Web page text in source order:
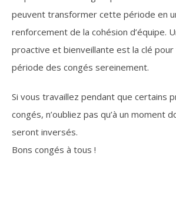
peuvent transformer cette période en
renforcement de la cohésion d’équipe.
proactive et bienveillante est la clé
période des congés sereinement.
Si vous travaillez pendant que certains
congés, n’oubliez pas qu’à un moment
seront inversés.
Bons congés à tous !